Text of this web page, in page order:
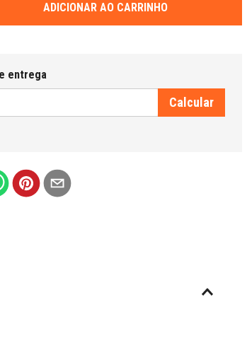
ADICIONAR AO CARRINHO